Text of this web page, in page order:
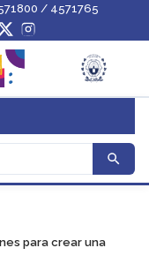
/ 4571765
para crear una